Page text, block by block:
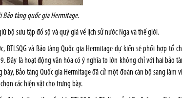
Bảo tàng quốc gia Hermitage.
bộ sưu tập đồ sộ và quý giá về lịch sử nước Nga và thế giới.
và Bảo tàng Quốc gia Hermitage dự kiến sẽ phối hợp tổ
Đây là hoạt động văn hóa có ý nghĩa to lớn không chỉ với hai bảo
Bảo tàng Quốc gia Hermitage đã cử một đoàn cán bộ sang làm
các hiện vật cho trưng bày.